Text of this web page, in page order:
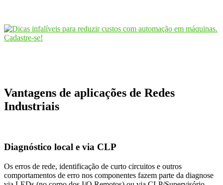
Vantagens de aplicações de Redes
Industriais
Diagnóstico local e via CLP
Os erros de rede, identificação de curto circuitos e outros
comportamentos de erro nos componentes fazem parte da diagnose